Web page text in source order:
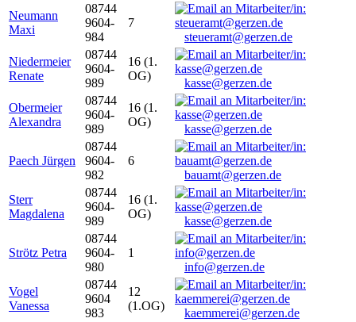
Neumann
Maxi
08744
9604-
984
7
steueramt@gerzen.de
Niedermeier
Renate
08744
9604-
989
16 (1.
OG)
kasse@gerzen.de
Obermeier
Alexandra
08744
9604-
989
16 (1.
OG)
kasse@gerzen.de
Paech Jürgen
08744
9604-
982
6
bauamt@gerzen.de
Sterr
Magdalena
08744
9604-
989
16 (1.
OG)
kasse@gerzen.de
Strötz Petra
08744
9604-
980
1
info@gerzen.de
Vogel
Vanessa
08744
9604
983
12
(1.OG)
kaemmerei@gerzen.de